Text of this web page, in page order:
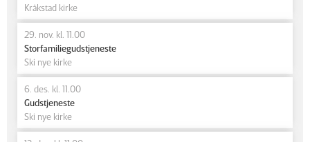
Kråkstad kirke
29. nov. kl. 11.00
Storfamiliegudstjeneste
Ski nye kirke
6. des. kl. 11.00
Gudstjeneste
Ski nye kirke